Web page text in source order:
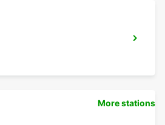
More stations